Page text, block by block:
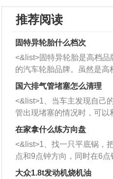
推荐阅读
固特异轮胎什么档次
<&list>固特异轮胎是高档品
的汽车轮胎品牌。虽然是高
牌，但是中高低端的轮胎都
也是为了更好的开拓市场。
国六排气管堵塞怎么清理
<&list>1、当车主发现自己
管出现堵塞的情况时，可以
者是细棍，直接将杂物给取
堵塞情况比较严重，也可以
施。 <&list>2、直接利用木
杂物推到排气管里面的位置
三元催化器拆解开，就可以
在家拿什么练方向盘
<&list>1、找一只平底锅，
点和9点钟方向，同时在6点
方向做一个标记。 <&list>2
大众1.8t发动机烧机油